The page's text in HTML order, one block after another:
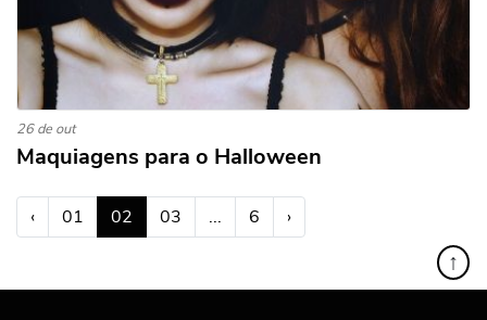
26 de out
Maquiagens para o Halloween
‹ 01 02 (atual)
03 ... 6 ›
↑